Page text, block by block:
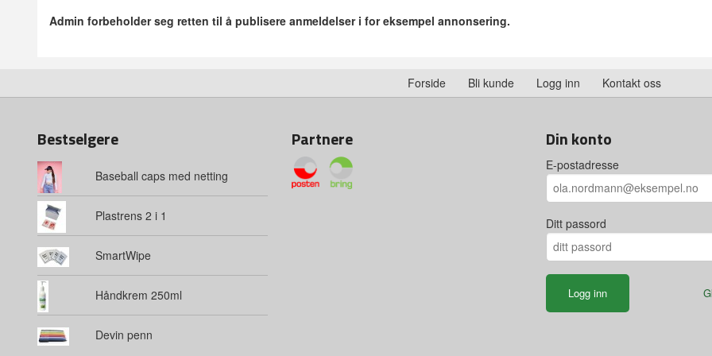
Admin forbeholder seg retten til å publisere anmeldelser i for eksempel annonsering.
Forside Bli kunde Logg inn Kontakt oss
Bestselgere
Baseball caps med netting
Plastrens 2 i 1
SmartWipe
Håndkrem 250ml
Devin penn
Partnere Din konto
E-postadresse
Ditt passord